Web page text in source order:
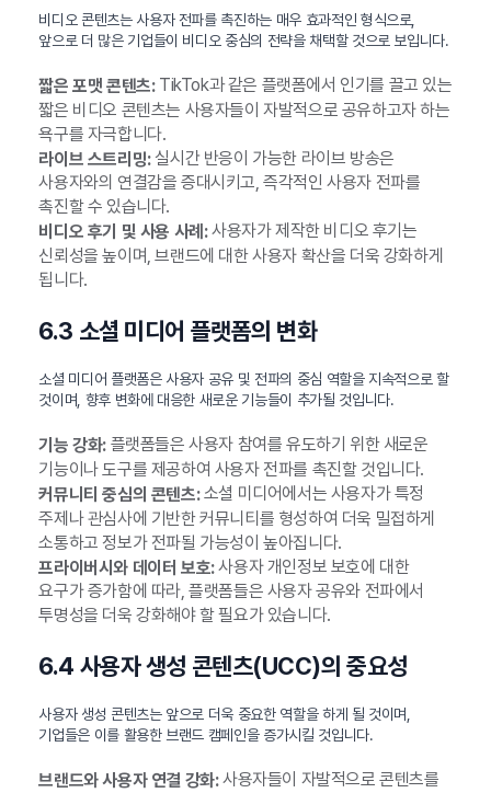
비디오 콘텐츠는 사용자 전파를 촉진하는 매우 효과적인 형식으로,
앞으로 더 많은 기업들이 비디오 중심의 전략을 채택할 것으로 보입니다.
짧은 포맷 콘텐츠:TikTok과 같은 플랫폼에서 인기를 끌고 있는
짧은 비디오 콘텐츠는 사용자들이 자발적으로 공유하고자 하는
욕구를 자극합니다.
라이브 스트리밍:실시간 반응이 가능한 라이브 방송은
사용자와의 연결감을 증대시키고, 즉각적인 사용자 전파를
촉진할 수 있습니다.
비디오 후기 및 사용 사례:사용자가 제작한 비디오 후기는
신뢰성을 높이며, 브랜드에 대한 사용자 확산을 더욱 강화하게
됩니다.
6.3 소셜 미디어 플랫폼의 변화
소셜 미디어 플랫폼은 사용자 공유 및 전파의 중심 역할을 지속적으로 할
것이며, 향후 변화에 대응한 새로운 기능들이 추가될 것입니다.
기능 강화:플랫폼들은 사용자 참여를 유도하기 위한 새로운
기능이나 도구를 제공하여 사용자 전파를 촉진할 것입니다.
커뮤니티 중심의 콘텐츠:소셜 미디어에서는 사용자가 특정
주제나 관심사에 기반한 커뮤니티를 형성하여 더욱 밀접하게
소통하고 정보가 전파될 가능성이 높아집니다.
프라이버시와 데이터 보호:사용자 개인정보 보호에 대한
요구가 증가함에 따라, 플랫폼들은 사용자 공유와 전파에서
투명성을 더욱 강화해야 할 필요가 있습니다.
6.4 사용자 생성 콘텐츠(UCC)의 중요성
사용자 생성 콘텐츠는 앞으로 더욱 중요한 역할을 하게 될 것이며,
기업들은 이를 활용한 브랜드 캠페인을 증가시킬 것입니다.
브랜드와 사용자 연결 강화:사용자들이 자발적으로 콘텐츠를